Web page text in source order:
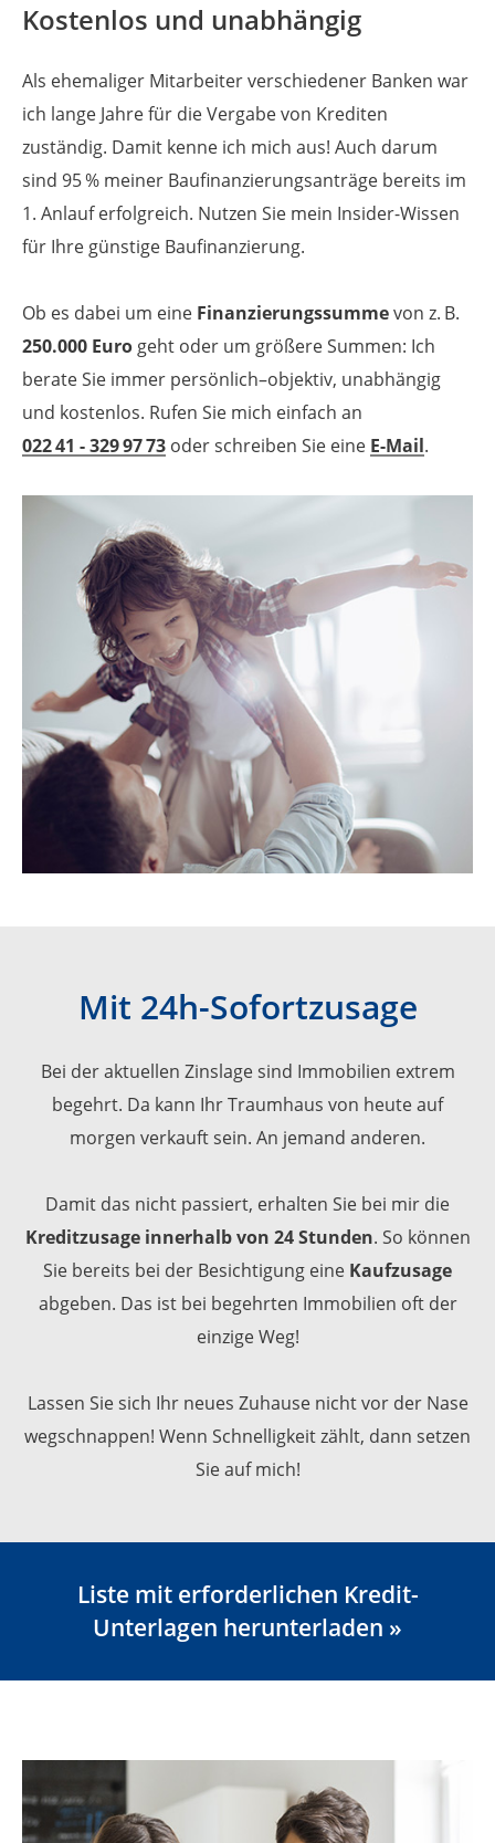
Kostenlos und unabhängig
Als ehemaliger Mitarbeiter verschiedener Banken war
ich lange Jahre für die Vergabe von Krediten
zuständig. Damit kenne ich mich aus! Auch darum
sind 95 % meiner Bau­finanzierungsanträge bereits im
1. Anlauf erfolgreich. Nutzen Sie mein Insider-Wissen
für Ihre günstige Baufinanzierung.
Ob es dabei um eine Finanzierungs­summevon z. B.
250.000 Euro geht oder um größere Summen: Ich
berate Sie immer persönlich–objektiv, unabhängig
und kostenlos. Rufen Sie mich einfach an
022 41 - 329 97 73 oder schreiben Sie eine E-Mail.
Mit 24h-Sofortzusage
Bei der aktuellen Zinslage sind Immobilien extrem
begehrt. Da kann Ihr Traumhaus von heute auf
morgen verkauft sein. An jemand anderen.
Damit das nicht passiert, erhalten Sie bei mir die
Kreditzusage innerhalb von 24 Stunden. So können
Sie bereits bei der Besichtigung eine Kaufzusage
abgeben. Das ist bei begehrten Immobilien oft der
einzige Weg!
Lassen Sie sich Ihr neues Zuhause nicht vor der Nase
wegschnappen! Wenn Schnelligkeit zählt, dann setzen
Sie auf mich!
Liste mit erforderlichen Kredit-
Unterlagen herunterladen »